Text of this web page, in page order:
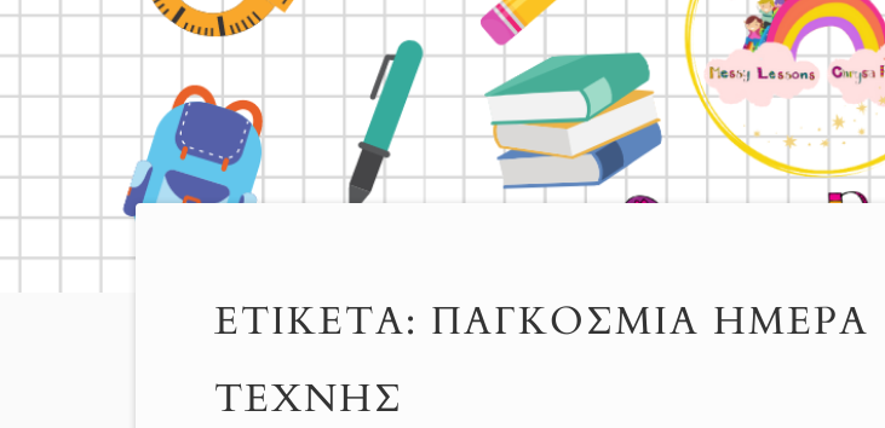
ΕΤΙΚΈΤΑ: ΠΑΓΚΌΣΜΙΑ ΗΜΈΡΑ
ΤΈΧΝΗΣ